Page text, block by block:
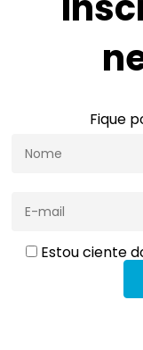
Fique
Estou ciente